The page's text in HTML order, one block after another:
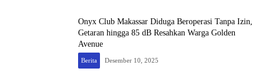
Onyx Club Makassar Diduga Beroperasi Tanpa Izin,
Getaran hingga 85 dB Resahkan Warga Golden
Avenue
Berita Desember 10, 2025